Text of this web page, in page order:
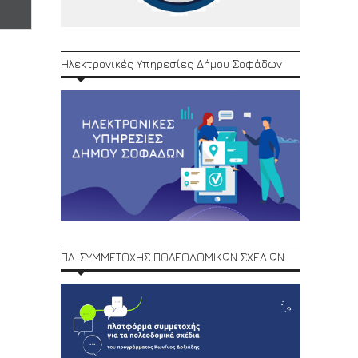
Ηλεκτρονικές Υπηρεσίες Δήμου Σοφάδων
ΠΛ. ΣΥΜΜΕΤΟΧΗΣ ΠΟΛΕΟΔΟΜΙΚΩΝ ΣΧΕΔΙΩΝ